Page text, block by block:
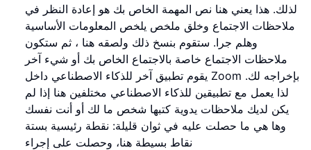
لذلك. هذا يعني هنا نص المهمة الخاص بك هو إعادة النظر في
ملاحظات الاجتماع وخلق ملخص يلخص المعلومات الأساسية
وهلم جرا. ستقوم بنسخ ذلك ولصقه هنا ، ثم ستكون
ملاحظات الاجتماع خاصة بالاجتماع الخاص بك أو شيء آخر
يقوم تطبيق آخر للذكاء الاصطناعي داخل Zoom بإخراجه لك.
لذا يعمل مع تطبيقين للذكاء الاصطناعي مختلفين هنا إذا لم
يكن لديك ملاحظات يدوية كتبها شخص ما لك أو أنت نفسك
وها هي ما حصلت عليه في ثوان قليلة: نقطة رئيسية بستة
نقاط بسيطة هنا، وحصلت على إجراء